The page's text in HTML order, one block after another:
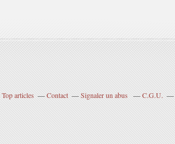
Top articles Contact Signaler un abus C.G.U.